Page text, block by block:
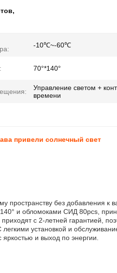
,
-10℃~-60℃
70°*140°
Управление светом +
времени
привели солнечный свет
пространству без добавления к
и обломоками СИД 80pcs,
с 2-летней гарантией,
установкой и
и выход по энергии.